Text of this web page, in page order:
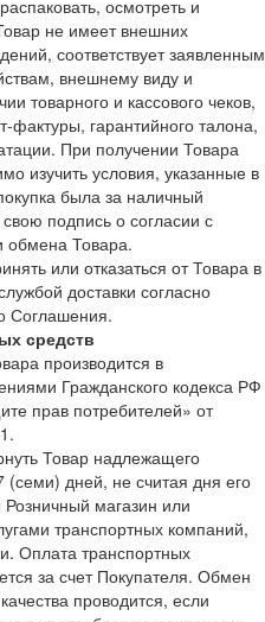
осмотреть и
не имеет внешних
соответствует заявленным
внешнему виду и
товарного и кассового чеков,
фактуры, гарантийного талона,
При получении Товара
изучить условия, указанные в
была за наличный
свою подпись о согласии с
обмена Товара.
или отказаться от Товара в
доставки согласно
Соглашения.
средств
производится в
Гражданского кодекса РФ
прав потребителей» от
Товар надлежащего
(семи) дней, не считая дня его
магазин или
транспортных компаний,
Оплата транспортных
за счет Покупателя. Обмен
проводится, если